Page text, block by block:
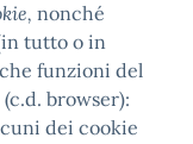
nonché
tutto o in
funzioni del
browser):
dei cookie